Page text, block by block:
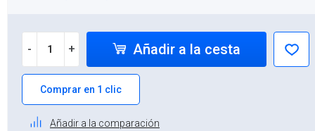
- + Añadir a la cesta
Comprar en 1 clic
Añadir a la comparación